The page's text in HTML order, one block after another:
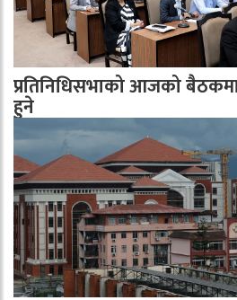
प्रतिनिधिसभाको आजको
हुने